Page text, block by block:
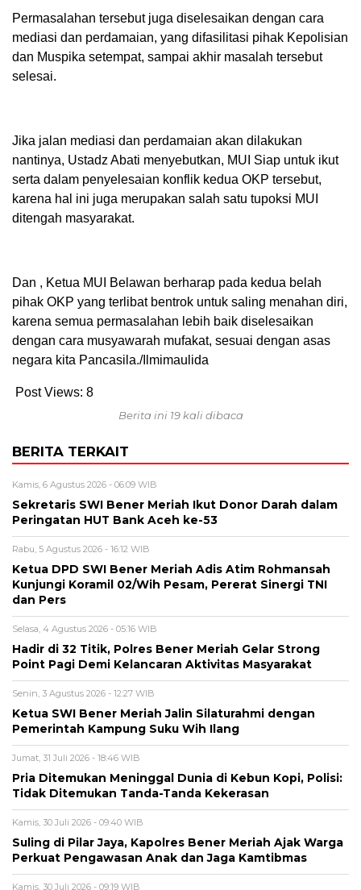
Permasalahan tersebut juga diselesaikan dengan cara
mediasi dan perdamaian, yang difasilitasi pihak Kepolisian
dan Muspika setempat, sampai akhir masalah tersebut
selesai.
Jika jalan mediasi dan perdamaian akan dilakukan
nantinya, Ustadz Abati menyebutkan, MUI Siap untuk ikut
serta dalam penyelesaian konflik kedua OKP tersebut,
karena hal ini juga merupakan salah satu tupoksi MUI
ditengah masyarakat.
Dan , Ketua MUI Belawan berharap pada kedua belah
pihak OKP yang terlibat bentrok untuk saling menahan diri,
karena semua permasalahan lebih baik diselesaikan
dengan cara musyawarah mufakat, sesuai dengan asas
negara kita Pancasila./Ilmimaulida
Post Views: 8
Berita ini 19 kali dibaca
BERITA TERKAIT
Kamis, 6 Agustus 2026 - 06:09 WIB
Sekretaris SWI Bener Meriah Ikut Donor Darah dalam
Peringatan HUT Bank Aceh ke-53
Rabu, 5 Agustus 2026 - 16:12 WIB
Ketua DPD SWI Bener Meriah Adis Atim Rohmansah
Kunjungi Koramil 02/Wih Pesam, Pererat Sinergi TNI
dan Pers
Selasa, 4 Agustus 2026 - 05:16 WIB
Hadir di 32 Titik, Polres Bener Meriah Gelar Strong
Point Pagi Demi Kelancaran Aktivitas Masyarakat
Senin, 3 Agustus 2026 - 12:27 WIB
Ketua SWI Bener Meriah Jalin Silaturahmi dengan
Pemerintah Kampung Suku Wih Ilang
Jumat, 31 Juli 2026 - 18:46 WIB
Pria Ditemukan Meninggal Dunia di Kebun Kopi, Polisi:
Tidak Ditemukan Tanda-Tanda Kekerasan
Kamis, 30 Juli 2026 - 09:40 WIB
Suling di Pilar Jaya, Kapolres Bener Meriah Ajak Warga
Perkuat Pengawasan Anak dan Jaga Kamtibmas
Kamis, 30 Juli 2026 - 09:19 WIB